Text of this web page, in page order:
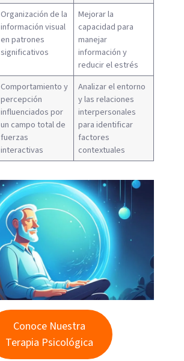
Organización de la
información visual
en patrones
significativos
Mejorar la
capacidad para
manejar
información y
reducir el estrés
Comportamiento y
percepción
influenciados por
un campo total de
fuerzas
interactivas
Analizar el entorno
y las relaciones
interpersonales
para identificar
factores
contextuales
Conoce Nuestra
Terapia Psicológica